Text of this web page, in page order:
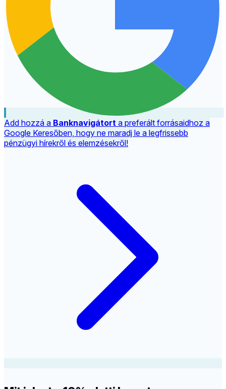
Add hozzá a Banknavigátort a preferált forrásaidhoz a
Google Keresőben, hogy ne maradj le a legfrissebb
pénzügyi hírekről és elemzésekről!